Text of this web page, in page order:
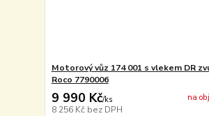
Motorový vůz 174 001 s vlekem DR
Roco 7790006
9 990 Kč/ks
8 256 Kč bez DPH
na